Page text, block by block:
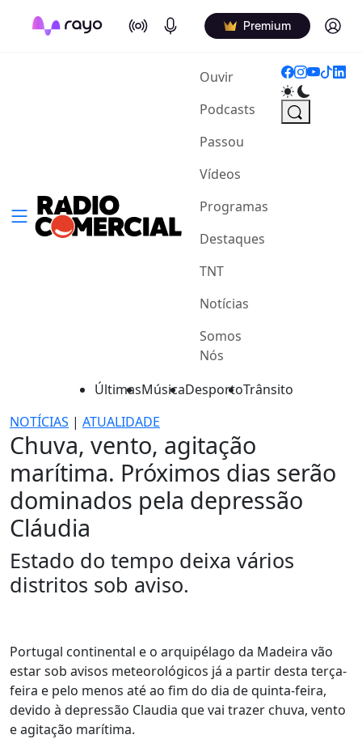
On Air Podcasts Premium Log in
Ouvir(current)
Podcasts
Passou
Vídeos
Programas
Destaques
TNT
Notícias
Somos
Nós
ÚltimasMúsicaDesportoTrânsito
NOTÍCIAS | ATUALIDADE
Chuva, vento, agitação
marítima. Próximos dias serão
dominados pela depressão
Cláudia
Estado do tempo deixa vários
distritos sob aviso.
Portugal continental e o arquipélago da Madeira vão
estar sob avisos meteorológicos já a partir desta terça-
feira e pelo menos até ao fim do dia de quinta-feira,
devido à depressão Claudia que vai trazer chuva, vento
e agitação marítima.